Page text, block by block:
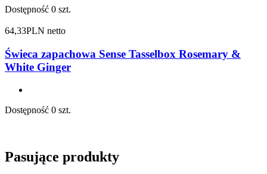
Dostępność 0 szt.
64,33PLN netto
Świeca zapachowa Sense Tasselbox Rosemary &
White Ginger
Dostępność 0 szt.
Pasujące produkty